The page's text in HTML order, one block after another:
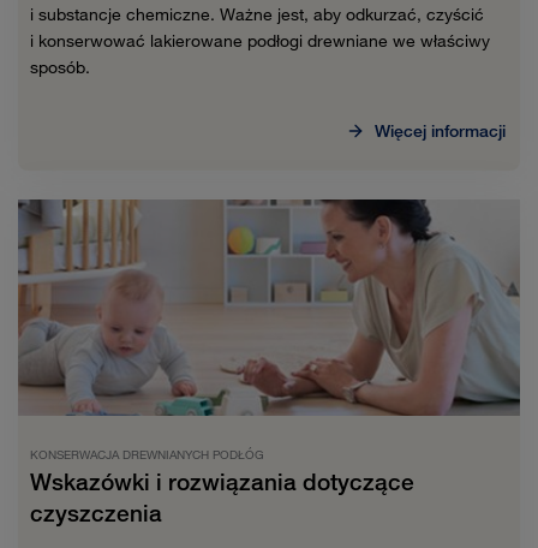
i substancje chemiczne. Ważne jest, aby odkurzać, czyścić
i konserwować lakierowane podłogi drewniane we właściwy
sposób.
Więcej informacji
KONSERWACJA DREWNIANYCH PODŁÓG
Wskazówki i rozwiązania dotyczące
czyszczenia